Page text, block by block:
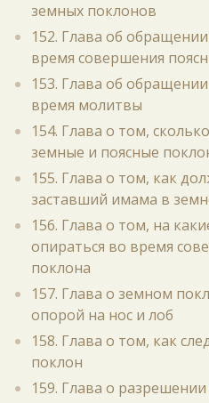
земных поклонов
152. Глава об
время совершения
153. Глава об
время молитвы
154. Глава о том,
земные и поясные
155. Глава о том, как
заставший имама в
156. Глава о том, на
опираться во время
поклона
157. Глава о земном
опорой на нос и лоб
158. Глава о том, как
поклон
159. Глава о